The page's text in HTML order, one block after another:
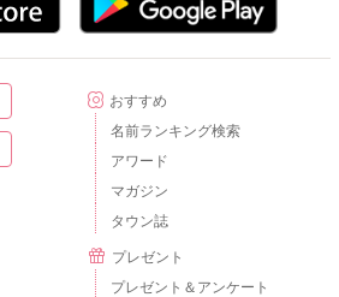
おすすめ
名前ランキング検索
アワード
マガジン
タウン誌
プレゼント
プレゼント＆アンケート